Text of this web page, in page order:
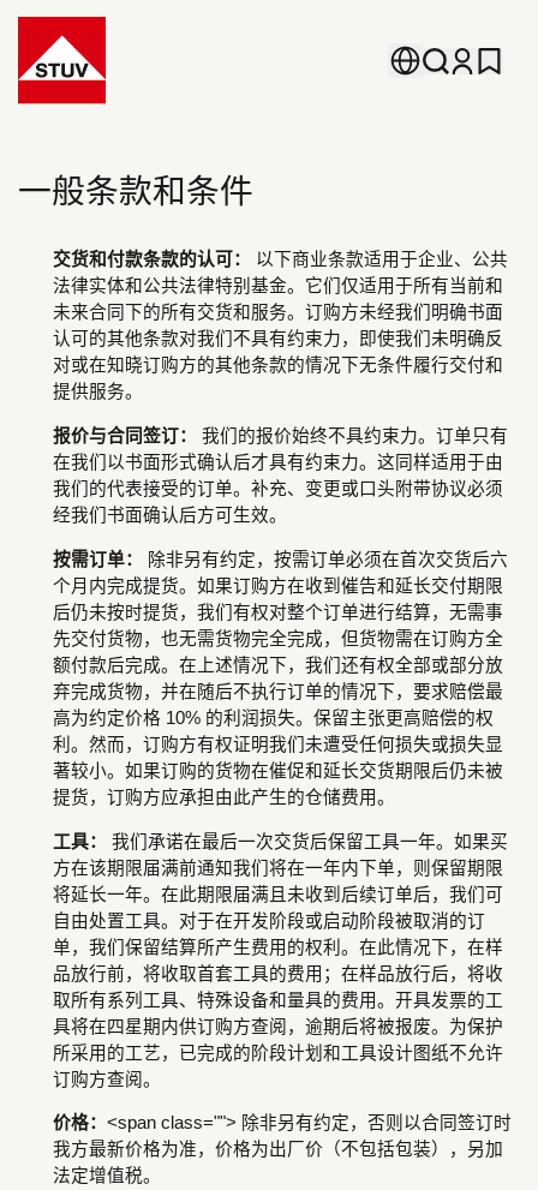
Go To the Homepage
一般条款和条件
交货和付款条款的认可：
以下商业条款适用于企业、公共
法律实体和公共法律特别基金。它们仅适用于所有当前和
未来合同下的所有交货和服务。订购方未经我们明确书面
认可的其他条款对我们不具有约束力，即使我们未明确反
对或在知晓订购方的其他条款的情况下无条件履行交付和
提供服务。
报价与合同签订：
我们的报价始终不具约束力。订单只有
在我们以书面形式确认后才具有约束力。这同样适用于由
我们的代表接受的订单。补充、变更或口头附带协议必须
经我们书面确认后方可生效。
按需订单：
除非另有约定，按需订单必须在首次交货后六
个月内完成提货。如果订购方在收到催告和延长交付期限
后仍未按时提货，我们有权对整个订单进行结算，无需事
先交付货物，也无需货物完全完成，但货物需在订购方全
额付款后完成。在上述情况下，我们还有权全部或部分放
弃完成货物，并在随后不执行订单的情况下，要求赔偿最
高为约定价格 10% 的利润损失。保留主张更高赔偿的权
利。然而，订购方有权证明我们未遭受任何损失或损失显
著较小。如果订购的货物在催促和延长交货期限后仍未被
提货，订购方应承担由此产生的仓储费用。
工具：
我们承诺在最后一次交货后保留工具一年。如果买
方在该期限届满前通知我们将在一年内下单，则保留期限
将延长一年。在此期限届满且未收到后续订单后，我们可
自由处置工具。对于在开发阶段或启动阶段被取消的订
单，我们保留结算所产生费用的权利。在此情况下，在样
品放行前，将收取首套工具的费用；在样品放行后，将收
取所有系列工具、特殊设备和量具的费用。开具发票的工
具将在四星期内供订购方查阅，逾期后将被报废。为保护
所采用的工艺，已完成的阶段计划和工具设计图纸不允许
订购方查阅。
价格：<span class=""> 除非另有约定，否则以合同签订时
我方最新价格为准，价格为出厂价（不包括包装），另加
法定增值税。